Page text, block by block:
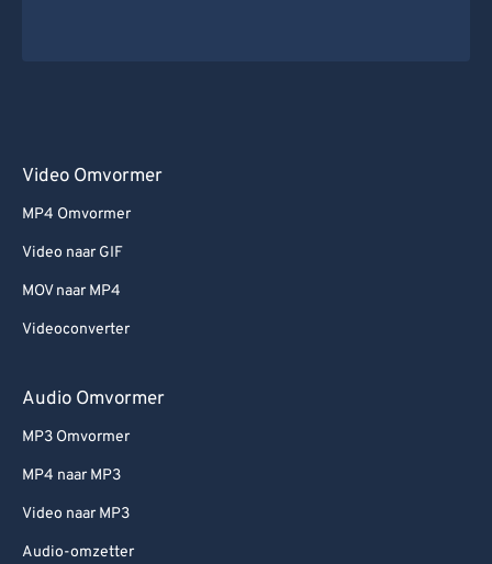
Video Omvormer
MP4 Omvormer
Video naar GIF
MOV naar MP4
Videoconverter
Audio Omvormer
MP3 Omvormer
MP4 naar MP3
Video naar MP3
Audio-omzetter